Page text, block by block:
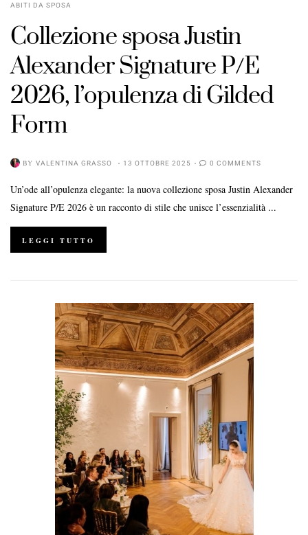
ABITI DA SPOSA
Collezione sposa Justin
Alexander Signature P/E
2026, l’opulenza di Gilded
Form
BY VALENTINA GRASSO 13 OTTOBRE 2025 0 COMMENTS
Un’ode all’opulenza elegante: la nuova collezione sposa Justin Alexander
Signature P/E 2026 è un racconto di stile che unisce l’essenzialità ...
LEGGI TUTTO